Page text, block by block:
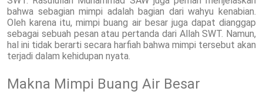
bahwa sebagian mimpi adalah bagian dari wahyu kenabian.
Oleh karena itu, mimpi buang air besar juga dapat dianggap
sebagai sebuah pesan atau pertanda dari Allah SWT. Namun,
hal ini tidak berarti secara harfiah bahwa mimpi tersebut akan
terjadi dalam kehidupan nyata.
Makna Mimpi Buang Air Besar